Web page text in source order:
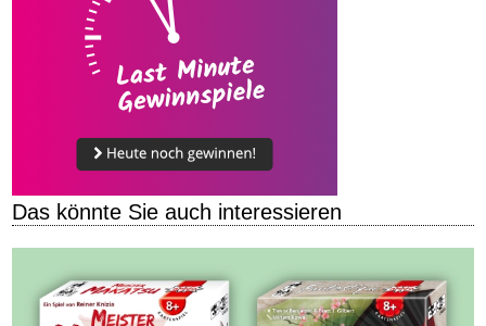
Das könnte Sie auch interessieren